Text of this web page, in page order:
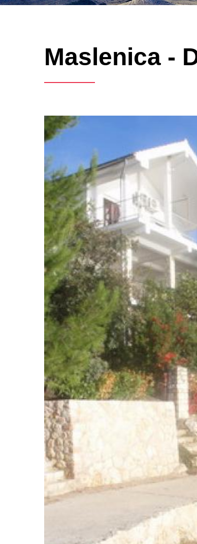
Maslenica -